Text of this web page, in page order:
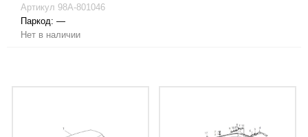
Артикул 98A-801046
Паркод: —
Нет в наличии